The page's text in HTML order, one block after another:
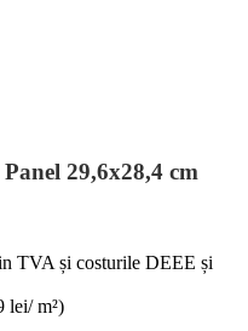
29,6x28,4 cm
TVA și costurile DEEE și
lei/ m²)